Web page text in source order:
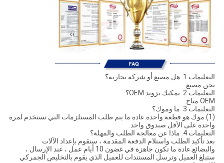
التعليمات 1. هل مصنع أو شركة تجارية؟
نحن مصنع.
التعليمات 2. يمكنك تزويد OEM؟
OEM متاح.
التعليمات 3. ما وموك؟
(1).موك هو قطعة واحدة.عادة ما يتم طلب المستلزمات التي تستخدم لمرة
واحدة على الأقل صندوق واحد.
التعليمات 4. ماذا عن معالجة الطلب والمهلة؟
بعد تأكيد الطلب واستلام الدفعة المقدمة ، سنقوم بإعداد الآلات
والبضائع.عادة ما تكون جاهزة في غضون 10 أيام عمل ، عند الإرسال ،
ستبلغ العميل وترسل المستندات للعميل الذي يقوم بالتخليص الجمركي